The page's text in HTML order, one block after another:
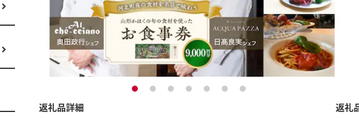
1 2 3 4 5 6 7
返礼品詳細 返礼